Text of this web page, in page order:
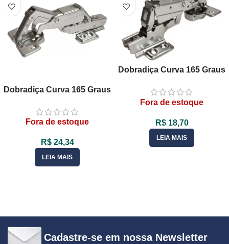
Dobradiça Curva 165 Graus
Móveis
Fora de estoque
R$24,34
LEIA MAIS
Dobradiça Curva 165 Graus
De Armário
Fora de estoque
R$18,70
LEIA MAIS
Cadastre-se em nossa Newsletter